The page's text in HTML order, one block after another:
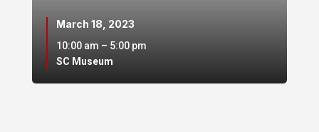
March 18, 2023
10:00 am – 5:00 pm
SC Museum